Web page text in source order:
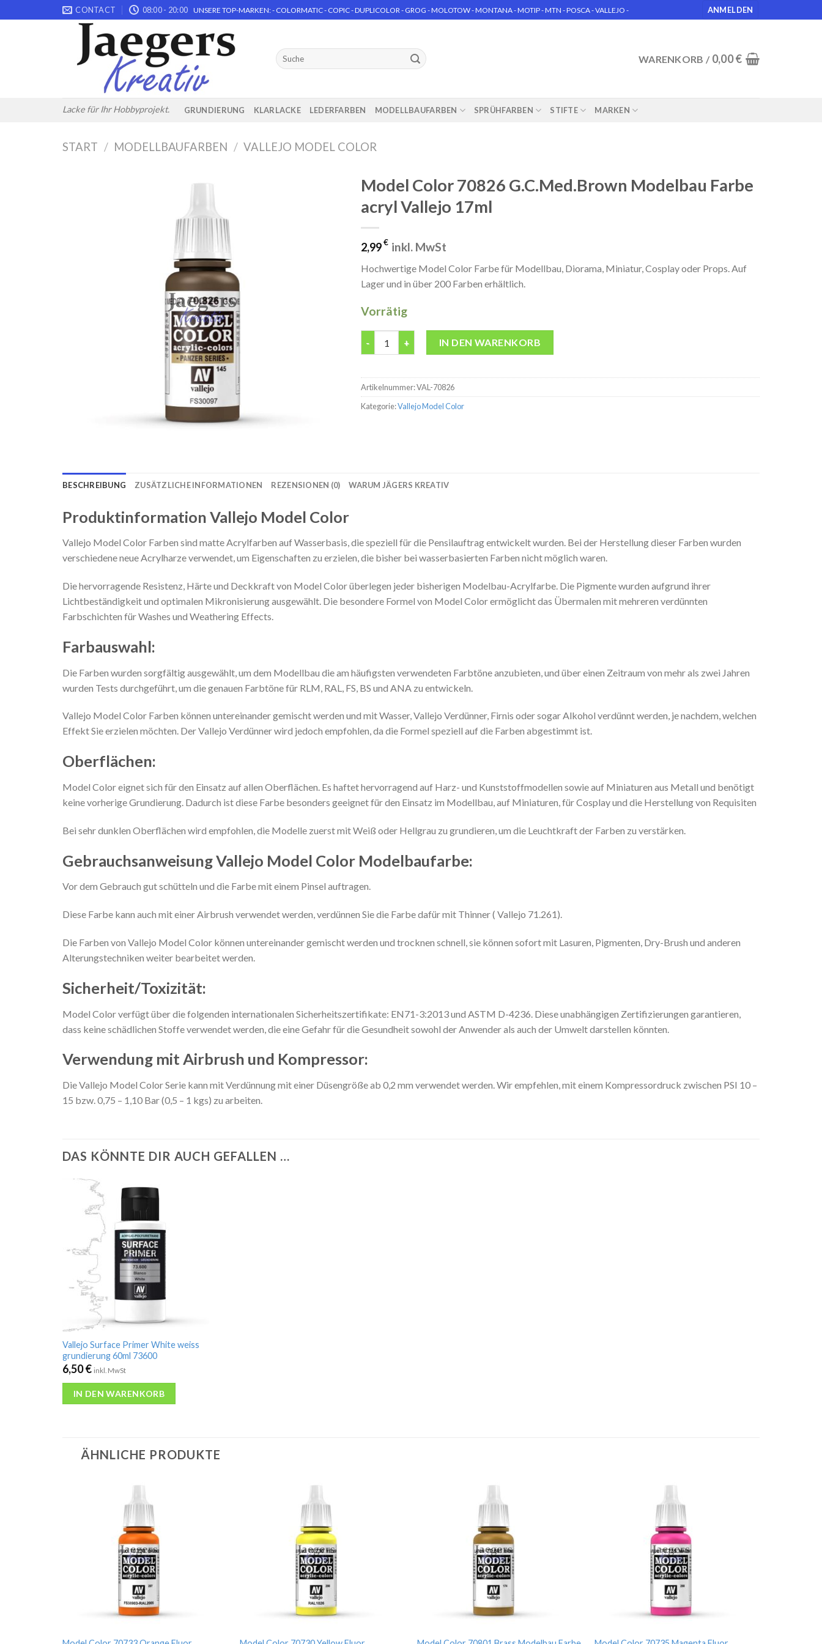
to
CONTACT 08:00 - 20:00 UNSERE TOP-MARKEN: - COLORMATIC - COPIC - DUPLICOLOR - GROG - MOLOTOW - MONTANA - MOTIP - MTN - POSCA - VALLEJO - ANMELDEN
Lacke für Ihr Hobbyprojekt.
Suchen
nach:
WARENKORB / 0,00€
GRUNDIERUNG KLARLACKE LEDERFARBEN MODELLBAUFARBEN SPRÜHFARBEN STIFTE MARKEN
START / MODELLBAUFARBEN / VALLEJO MODEL COLOR
Model Color 70826 G.C.Med.Brown Modelbau Farbe
acryl Vallejo 17ml
2,99€ inkl. MwSt
Hochwertige Model Color Farbe für Modellbau, Diorama, Miniatur, Cosplay oder Props. Auf
Lager und in über 200 Farben erhältlich.
Vorrätig
IN DEN WARENKORB
Artikelnummer:VAL-70826
Kategorie:Vallejo Model Color
BESCHREIBUNG ZUSÄTZLICHE INFORMATIONEN REZENSIONEN (0) WARUM JÄGERS KREATIV
Produktinformation Vallejo Model Color
Vallejo Model Color Farben sind matte Acrylfarben auf Wasserbasis, die speziell für die Pensilauftrag entwickelt wurden. Bei der Herstellung dieser Farben wurden
verschiedene neue Acrylharze verwendet, um Eigenschaften zu erzielen, die bisher bei wasserbasierten Farben nicht möglich waren.
Die hervorragende Resistenz, Härte und Deckkraft von Model Color überlegen jeder bisherigen Modelbau-Acrylfarbe. Die Pigmente wurden aufgrund ihrer
Lichtbeständigkeit und optimalen Mikronisierung ausgewählt. Die besondere Formel von Model Color ermöglicht das Übermalen mit mehreren verdünnten
Farbschichten für Washes und Weathering Effects.
Farbauswahl:
Die Farben wurden sorgfältig ausgewählt, um dem Modellbau die am häufigsten verwendeten Farbtöne anzubieten, und über einen Zeitraum von mehr als zwei Jahren
wurden Tests durchgeführt, um die genauen Farbtöne für RLM, RAL, FS, BS und ANA zu entwickeln.
Vallejo Model Color Farben können untereinander gemischt werden und mit Wasser, Vallejo Verdünner, Firnis oder sogar Alkohol verdünnt werden, je nachdem, welchen
Effekt Sie erzielen möchten. Der Vallejo Verdünner wird jedoch empfohlen, da die Formel speziell auf die Farben abgestimmt ist.
Oberflächen:
Model Color eignet sich für den Einsatz auf allen Oberflächen. Es haftet hervorragend auf Harz- und Kunststoffmodellen sowie auf Miniaturen aus Metall und benötigt
keine vorherige Grundierung. Dadurch ist diese Farbe besonders geeignet für den Einsatz im Modellbau, auf Miniaturen, für Cosplay und die Herstellung von Requisiten
Bei sehr dunklen Oberflächen wird empfohlen, die Modelle zuerst mit Weiß oder Hellgrau zu grundieren, um die Leuchtkraft der Farben zu verstärken.
Gebrauchsanweisung Vallejo Model Color Modelbaufarbe:
Vor dem Gebrauch gut schütteln und die Farbe mit einem Pinsel auftragen.
Diese Farbe kann auch mit einer Airbrush verwendet werden, verdünnen Sie die Farbe dafür mit Thinner ( Vallejo 71.261).
Die Farben von Vallejo Model Color können untereinander gemischt werden und trocknen schnell, sie können sofort mit Lasuren, Pigmenten, Dry-Brush und anderen
Alterungstechniken weiter bearbeitet werden.
Sicherheit/Toxizität:
Model Color verfügt über die folgenden internationalen Sicherheitszertifikate: EN71-3:2013 und ASTM D-4236. Diese unabhängigen Zertifizierungen garantieren,
dass keine schädlichen Stoffe verwendet werden, die eine Gefahr für die Gesundheit sowohl der Anwender als auch der Umwelt darstellen könnten.
Verwendung mit Airbrush und Kompressor:
Die Vallejo Model Color Serie kann mit Verdünnung mit einer Düsengröße ab 0,2 mm verwendet werden. Wir empfehlen, mit einem Kompressordruck zwischen PSI 10 –
15 bzw. 0,75 – 1,10 Bar (0,5 – 1 kgs) zu arbeiten.
DAS KÖNNTE DIR AUCH GEFALLEN …
Vallejo Surface Primer White weiss
grundierung 60ml 73600
6,50€ inkl. MwSt
IN DEN WARENKORB
ÄHNLICHE PRODUKTE